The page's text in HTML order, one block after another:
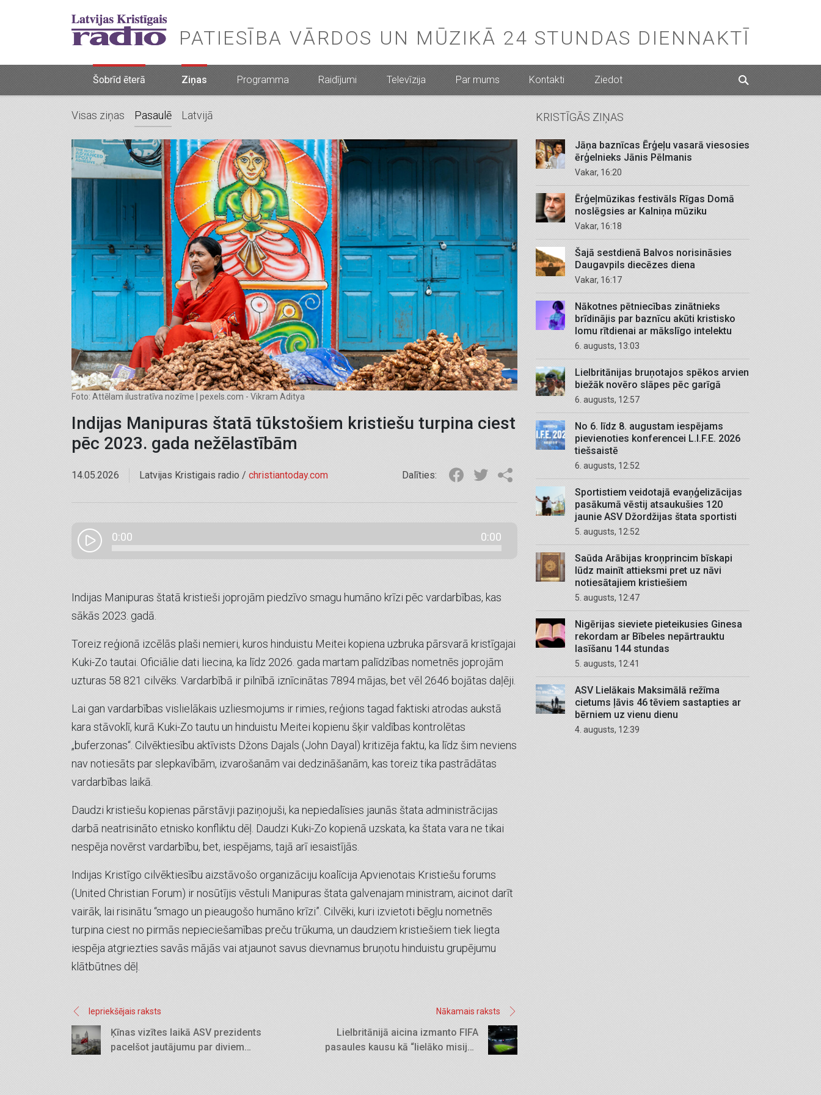
PATIESĪBA VĀRDOS UN MŪZIKĀ 24 STUNDAS DIENNAKTĪ
Šobrīd ēterā Ziņas Programma Raidījumi Televīzija Par mums Kontakti Ziedot
Visas ziņas Pasaulē Latvijā
Foto: Attēlam ilustratīva nozīme | pexels.com - Vikram Aditya
Indijas Manipuras štatā tūkstošiem kristiešu turpina ciest
pēc 2023. gada nežēlastībām
14.05.2026 Latvijas Kristigais radio / christiantoday.com Dalīties:
0:00 0:00
Indijas Manipuras štatā kristieši joprojām piedzīvo smagu humāno krīzi pēc vardarbības, kas
sākās 2023. gadā.
Toreiz reģionā izcēlās plaši nemieri, kuros hinduistu Meitei kopiena uzbruka pārsvarā kristīgajai
Kuki-Zo tautai. Oficiālie dati liecina, ka līdz 2026. gada martam palīdzības nometnēs joprojām
uzturas 58 821 cilvēks. Vardarbībā ir pilnībā iznīcinātas 7894 mājas, bet vēl 2646 bojātas daļēji.
Lai gan vardarbības vislielākais uzliesmojums ir rimies, reģions tagad faktiski atrodas aukstā
kara stāvoklī, kurā Kuki-Zo tautu un hinduistu Meitei kopienu šķir valdības kontrolētas
„buferzonas“. Cilvēktiesību aktīvists Džons Dajals (John Dayal) kritizēja faktu, ka līdz šim neviens
nav notiesāts par slepkavībām, izvarošanām vai dedzināšanām, kas toreiz tika pastrādātas
vardarbības laikā.
Daudzi kristiešu kopienas pārstāvji paziņojuši, ka nepiedalīsies jaunās štata administrācijas
darbā neatrisināto etnisko konfliktu dēļ. Daudzi Kuki-Zo kopienā uzskata, ka štata vara ne tikai
nespēja novērst vardarbību, bet, iespējams, tajā arī iesaistījās.
Indijas Kristīgo cilvēktiesību aizstāvošo organizāciju koalīcija Apvienotais Kristiešu forums
(United Christian Forum) ir nosūtījis vēstuli Manipuras štata galvenajam ministram, aicinot darīt
vairāk, lai risinātu “smago un pieaugošo humāno krīzi”. Cilvēki, kuri izvietoti bēgļu nometnēs
turpina ciest no pirmās nepieciešamības preču trūkuma, un daudziem kristiešiem tiek liegta
iespēja atgriezties savās mājās vai atjaunot savus dievnamus bruņotu hinduistu grupējumu
klātbūtnes dēļ.
Iepriekšējais raksts
Ķīnas vizītes laikā ASV prezidents
pacelšot jautājumu par diviem
Nākamais raksts
Lielbritānijā aicina izmanto FIFA
pasaules kausu kā “lielāko misijas
KRISTĪGĀS ZIŅAS
Jāņa baznīcas Ērģeļu vasarā viesosies
ērģelnieks Jānis Pēlmanis
Vakar, 16:20
Ērģeļmūzikas festivāls Rīgas Domā
noslēgsies ar Kalniņa mūziku
Vakar, 16:18
Šajā sestdienā Balvos norisināsies
Daugavpils diecēzes diena
Vakar, 16:17
Nākotnes pētniecības zinātnieks
brīdinājis par baznīcu akūti kristisko
lomu rītdienai ar mākslīgo intelektu
6. augusts, 13:03
Lielbritānijas bruņotajos spēkos arvien
biežāk novēro slāpes pēc garīgā
6. augusts, 12:57
No 6. līdz 8. augustam iespējams
pievienoties konferencei L.I.F.E. 2026
tiešsaistē
6. augusts, 12:52
Sportistiem veidotajā evaņģelizācijas
pasākumā vēstij atsaukušies 120
jaunie ASV Džordžijas štata sportisti
5. augusts, 12:52
Saūda Arābijas kroņprincim bīskapi
lūdz mainīt attieksmi pret uz nāvi
notiesātajiem kristiešiem
5. augusts, 12:47
Nigērijas sieviete pieteikusies Ginesa
rekordam ar Bībeles nepārtrauktu
lasīšanu 144 stundas
5. augusts, 12:41
ASV Lielākais Maksimālā režīma
cietums ļāvis 46 tēviem sastapties ar
bērniem uz vienu dienu
4. augusts, 12:39